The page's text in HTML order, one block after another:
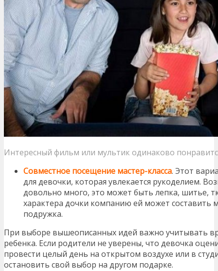
Интересный фильм или мультик одинаково
Совместное посещение мастер-класса. Этот
для девочки, которая увлекается рукоделием.
довольно много, это может быть лепка, шитье,
характера дочки компанию ей может составить
подружка.
При выборе вышеописанных идей важно учитывать
ребенка. Если родители не уверены, что девочка
провести целый день на открытом воздухе или в
остановить свой выбор на другом подарке.